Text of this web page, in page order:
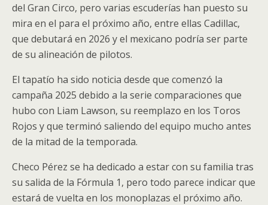
del Gran Circo, pero varias escuderías han puesto su
mira en el para el próximo año, entre ellas Cadillac,
que debutará en 2026 y el mexicano podría ser parte
de su alineación de pilotos.
El tapatío ha sido noticia desde que comenzó la
campaña 2025 debido a la serie comparaciones que
hubo con Liam Lawson, su reemplazo en los Toros
Rojos y que terminó saliendo del equipo mucho antes
de la mitad de la temporada.
Checo Pérez se ha dedicado a estar con su familia tras
su salida de la Fórmula 1, pero todo parece indicar que
estará de vuelta en los monoplazas el próximo año.